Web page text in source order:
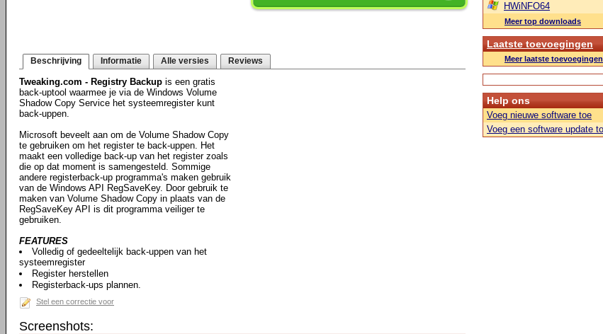
Beschrijving Informatie Alle versies Reviews
Tweaking.com - Registry Backup is een gratis
back-uptool waarmee je via de Windows Volume
Shadow Copy Service het systeemregister kunt
back-uppen.
Microsoft beveelt aan om de Volume Shadow Copy
te gebruiken om het register te back-uppen. Het
maakt een volledige back-up van het register zoals
die op dat moment is samengesteld. Sommige
andere registerback-up programma's maken gebruik
van de Windows API RegSaveKey. Door gebruik te
maken van Volume Shadow Copy in plaats van de
RegSaveKey API is dit programma veiliger te
gebruiken.
FEATURES
Volledig of gedeeltelijk back-uppen van het
systeemregister
Register herstellen
Registerback-ups plannen.
Stel een correctie voor
Screenshots:
HWiNFO64
Meer top downloads
Laatste toevoegingen
Meer laatste toevoegingen
Help ons
Voeg nieuwe software toe
Voeg een software update